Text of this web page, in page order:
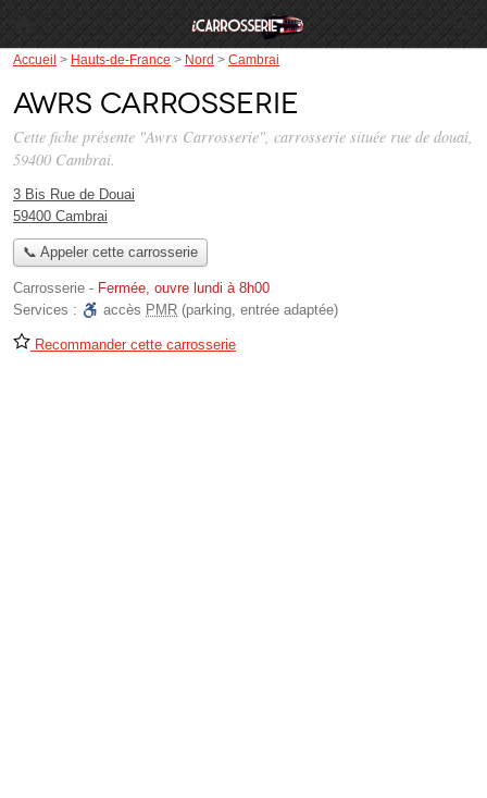
Accueil > Hauts-de-France > Nord > Cambrai
Awrs Carrosserie
Cette fiche présente "Awrs Carrosserie", carrosserie située rue de douai,
59400 Cambrai.
3 Bis Rue de Douai
59400 Cambrai
📞 Appeler cette carrosserie
Carrosserie - Fermée, ouvre lundi à 8h00
Services :
accès PMR (parking, entrée adaptée)
Recommander cette carrosserie